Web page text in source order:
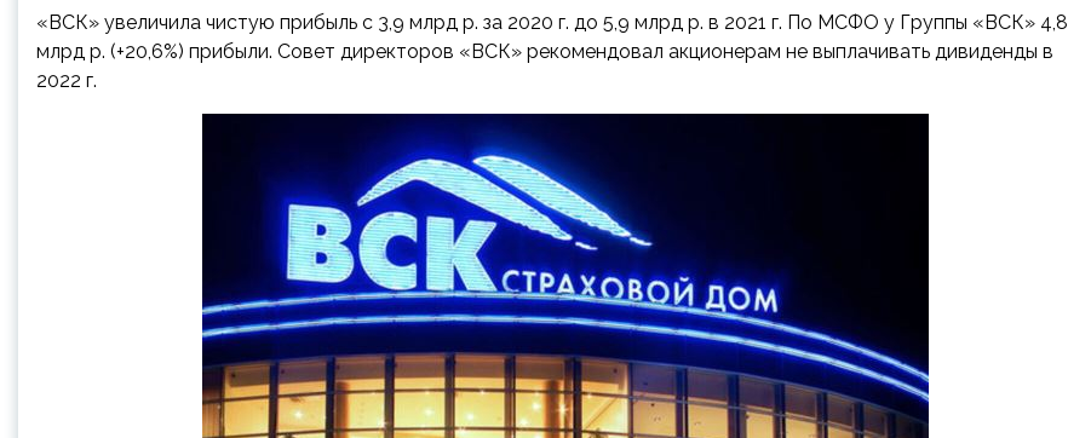
«ВСК» увеличила чистую прибыль с 3,9 млрд р. за 2020 г. до 5,9 млрд р. в 2021 г. По МСФО у Группы «ВСК» 4,8
млрд р. (+20,6%) прибыли. Совет директоров «ВСК» рекомендовал акционерам не выплачивать дивиденды в
2022 г.